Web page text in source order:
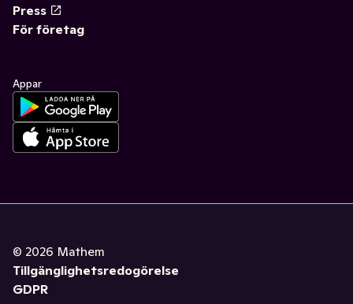
Press
För företag
Appar
© 2026 Mathem
Tillgänglighetsredogörelse
GDPR